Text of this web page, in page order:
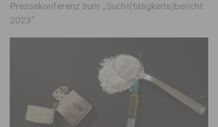
Pressekonferenz zum „Sucht(tätigkeits)bericht
2023“.